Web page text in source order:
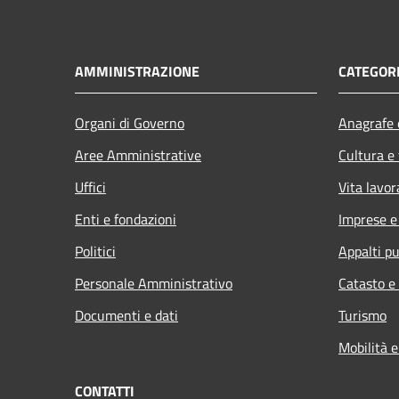
AMMINISTRAZIONE
Organi di Governo
Aree Amministrative
Uffici
Enti e fondazioni
Politici
Personale Amministrativo
Documenti e dati
Cultura
Vita
Imprese
Appalti
Catasto
Turismo
Mobilità
CONTATTI